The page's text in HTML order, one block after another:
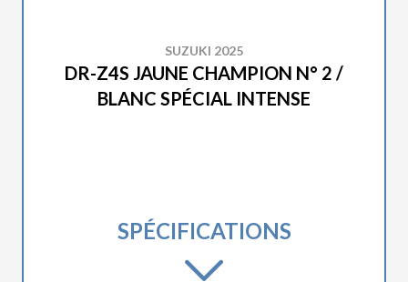
SUZUKI 2025
DR-Z4S JAUNE CHAMPION N° 2 /
BLANC SPÉCIAL INTENSE
SPÉCIFICATIONS